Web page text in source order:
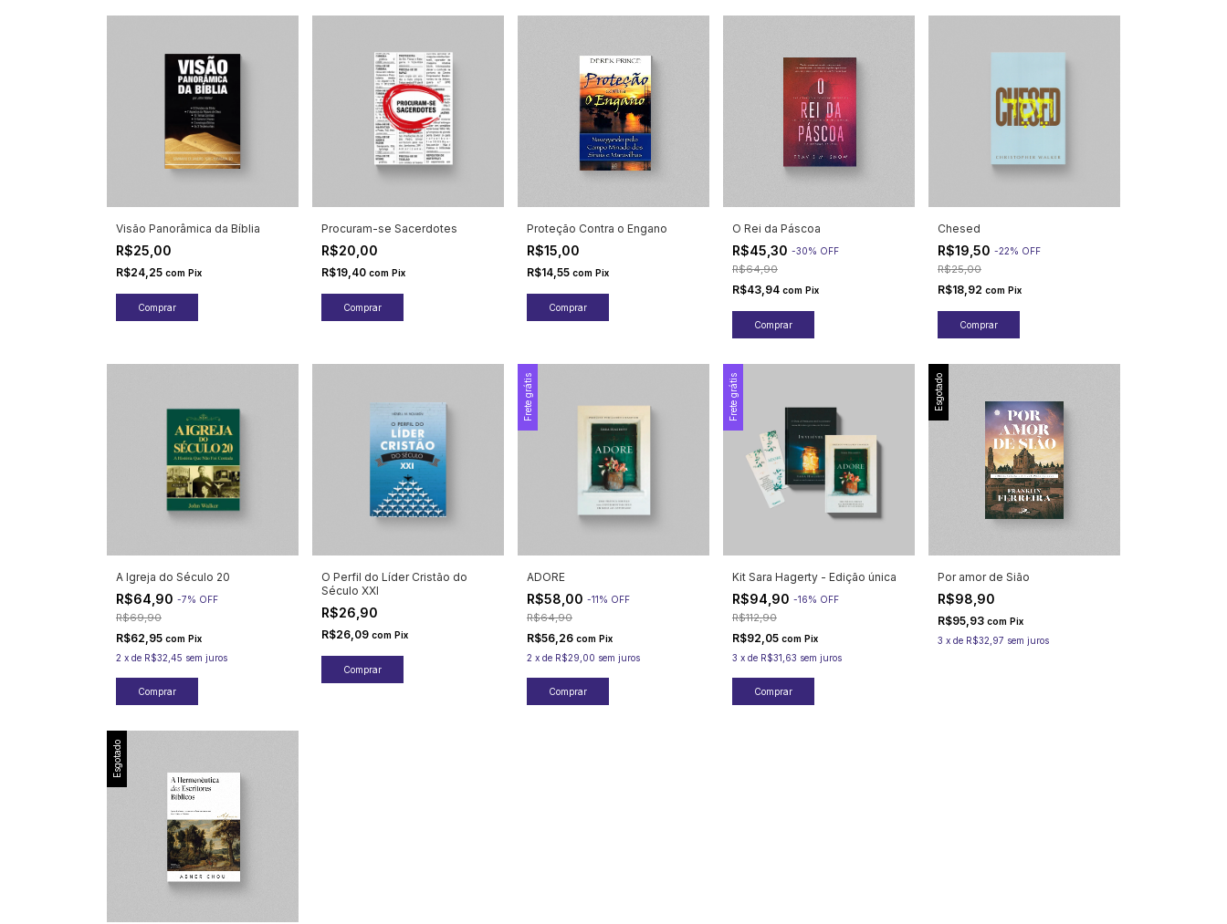
Visão Panorâmica da Bíblia
R$25,00
R$24,25 com Pix
Procuram-se Sacerdotes
R$20,00
R$19,40 com Pix
Proteção Contra o Engano
R$15,00
R$14,55 com Pix
O Rei da Páscoa
R$45,30 -30% OFF
R$64,90
R$43,94 com Pix
Chesed
R$19,50 -22% OFF
R$25,00
R$18,92 com Pix
A Igreja do Século 20
R$64,90 -7% OFF
R$69,90
R$62,95 com Pix
2 x de R$32,45 sem juros
O Perfil do Líder Cristão do
Século XXI
R$26,90
R$26,09 com Pix
Frete grátis
ADORE
R$58,00 -11% OFF
R$64,90
R$56,26 com Pix
2 x de R$29,00 sem juros
Frete grátis
Kit Sara Hagerty - Edição única
R$94,90 -16% OFF
R$112,90
R$92,05 com Pix
3 x de R$31,63 sem juros
Esgotado
Por amor de Sião
R$98,90
R$95,93 com Pix
3 x de R$32,97 sem juros
Esgotado